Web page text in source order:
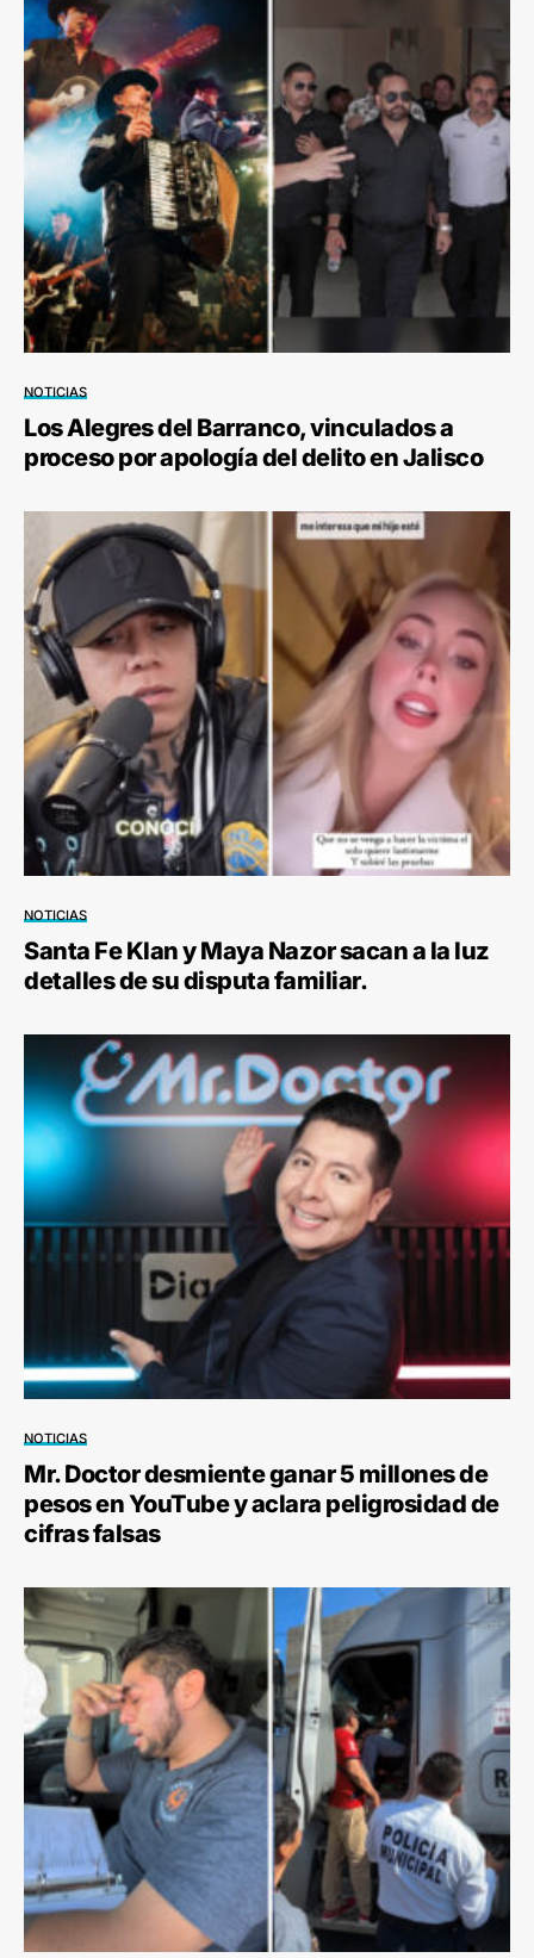
NOTICIAS
Los Alegres del Barranco, vinculados a
proceso por apología del delito en Jalisco
NOTICIAS
Santa Fe Klan y Maya Nazor sacan a la luz
detalles de su disputa familiar.
NOTICIAS
Mr. Doctor desmiente ganar 5 millones de
pesos en YouTube y aclara peligrosidad de
cifras falsas